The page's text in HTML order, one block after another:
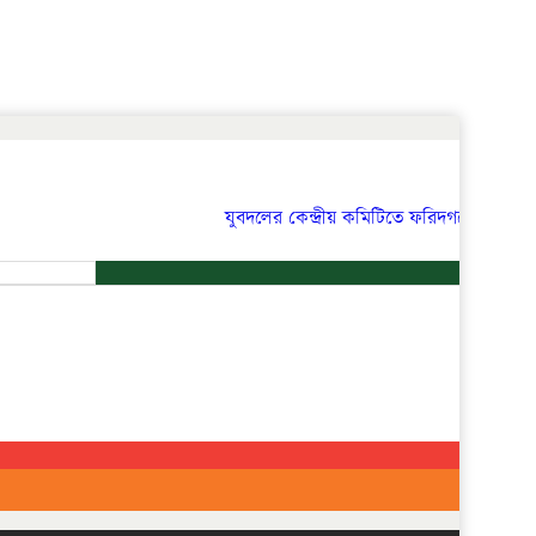
যুবদলের কেন্দ্রীয় কমিটিতে ফরিদগঞ্জের তারেকুর
খুজুন